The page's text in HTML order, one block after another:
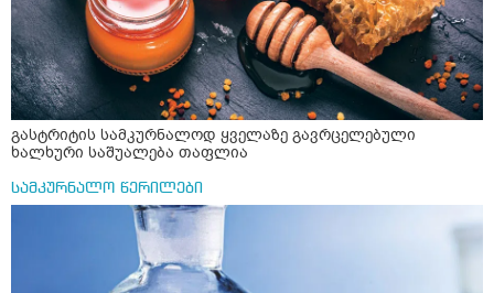
გასტრიტის სამკურნალოდ ყველაზე გავრცელებული
ხალხური საშუალება თაფლია
სამკურნალო წერილები